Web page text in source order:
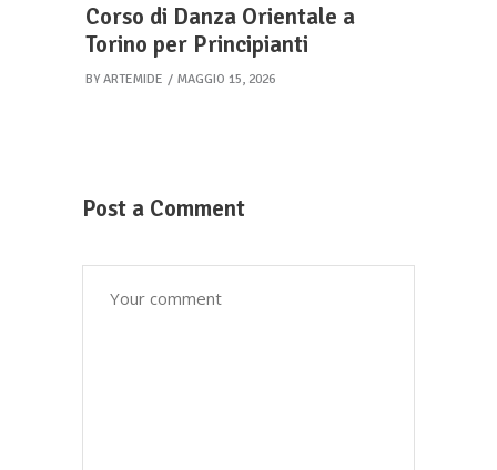
Corso di Danza Orientale a
Torino per Principianti
BY ARTEMIDE MAGGIO 15, 2026
Post a Comment